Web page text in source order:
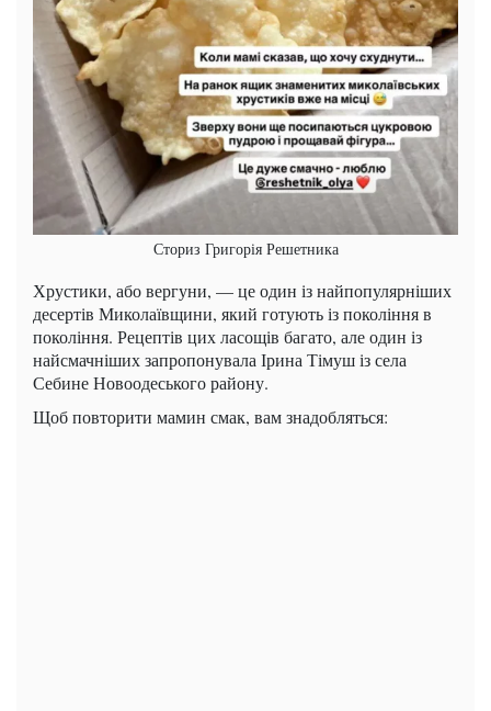
Сториз Григорія Решетника
Хрустики, або вергуни, — це один із найпопулярніших
десертів Миколаївщини, який готують із покоління в
покоління. Рецептів цих ласощів багато, але один із
найсмачніших запропонувала Ірина Тімуш із села
Себине Новоодеського району.
Щоб повторити мамин смак, вам знадобляться: